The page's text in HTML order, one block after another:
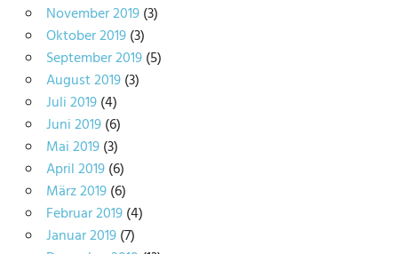
November 2019(3)
Oktober 2019(3)
September 2019(5)
August 2019(3)
Juli 2019(4)
Juni 2019(6)
Mai 2019(3)
April 2019(6)
März 2019(6)
Februar 2019(4)
Januar 2019(7)